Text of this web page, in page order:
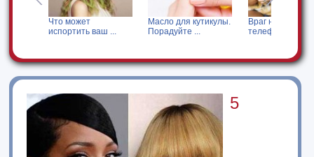
Что может
испортить ваш ...
Масло для кутикулы.
Порадуйте ...
Враг номер один -
телефонные ...
5